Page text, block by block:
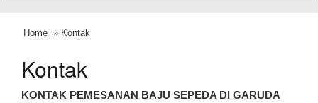
Home » Kontak
Kontak
KONTAK PEMESANAN BAJU SEPEDA DI GARUDA